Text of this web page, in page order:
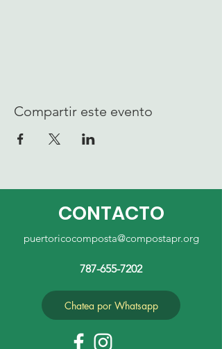
Compartir este evento
CONTACTO
puertoricocomposta@compostapr.org
787-655-7202
Chatea por Whatsapp